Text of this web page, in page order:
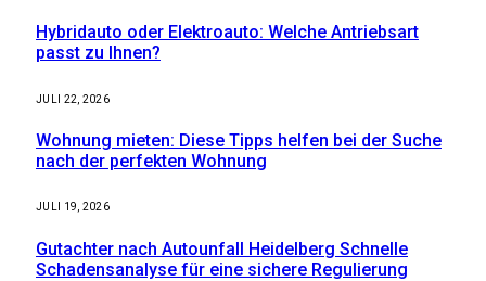
Hybridauto oder Elektroauto: Welche Antriebsart
passt zu Ihnen?
JULI 22, 2026
Wohnung mieten: Diese Tipps helfen bei der Suche
nach der perfekten Wohnung
JULI 19, 2026
Gutachter nach Autounfall Heidelberg Schnelle
Schadensanalyse für eine sichere Regulierung